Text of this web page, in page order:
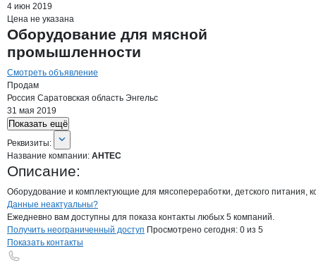
4 июн 2019
Цена не указана
Оборудование для мясной
промышленности
Смотреть объявление
Продам
Россия Саратовская область Энгельс
31 мая 2019
Показать ещё
О компании
Реквизиты
Реквизиты:
Название компании: АНТЕС
Описание:
Оборудование и комплектующие для мясопереработки, детского
Контактыкомпании
+7(800)000-00-..
Данные неактуальны?
Ежедневно вам доступны для показа контакты любых 5 компаний.
Получить неограниченный доступ Просмотрено сегодня: 0 из 5
Показать контакты